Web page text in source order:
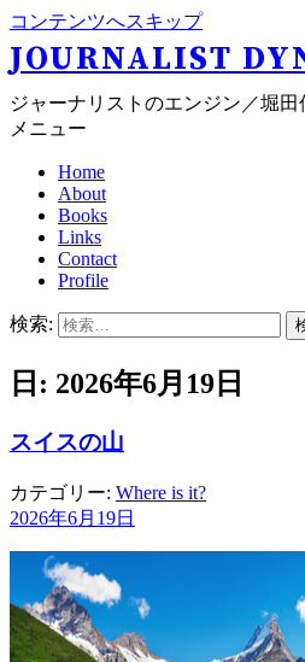
コンテンツへスキップ
JOURNALIST
ジャーナリストのエンジン／堀
メニュー
Home
About
Books
Links
Contact
Profile
検索:
日: 2026年6月19日
スイスの山
カテゴリー: Where is it?
2026年6月19日